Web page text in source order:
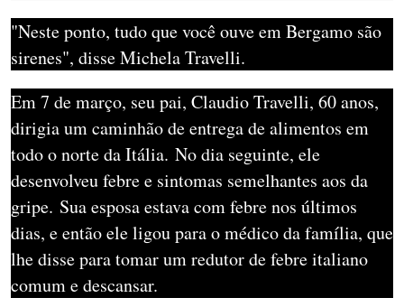
"Neste ponto, tudo que você ouve em Bergamo são
sirenes", disse Michela Travelli.
Em 7 de março, seu pai, Claudio Travelli, 60 anos,
dirigia um caminhão de entrega de alimentos em
todo o norte da Itália. No dia seguinte, ele
desenvolveu febre e sintomas semelhantes aos da
gripe. Sua esposa estava com febre nos últimos
dias, e então ele ligou para o médico da família, que
lhe disse para tomar um redutor de febre italiano
comum e descansar.